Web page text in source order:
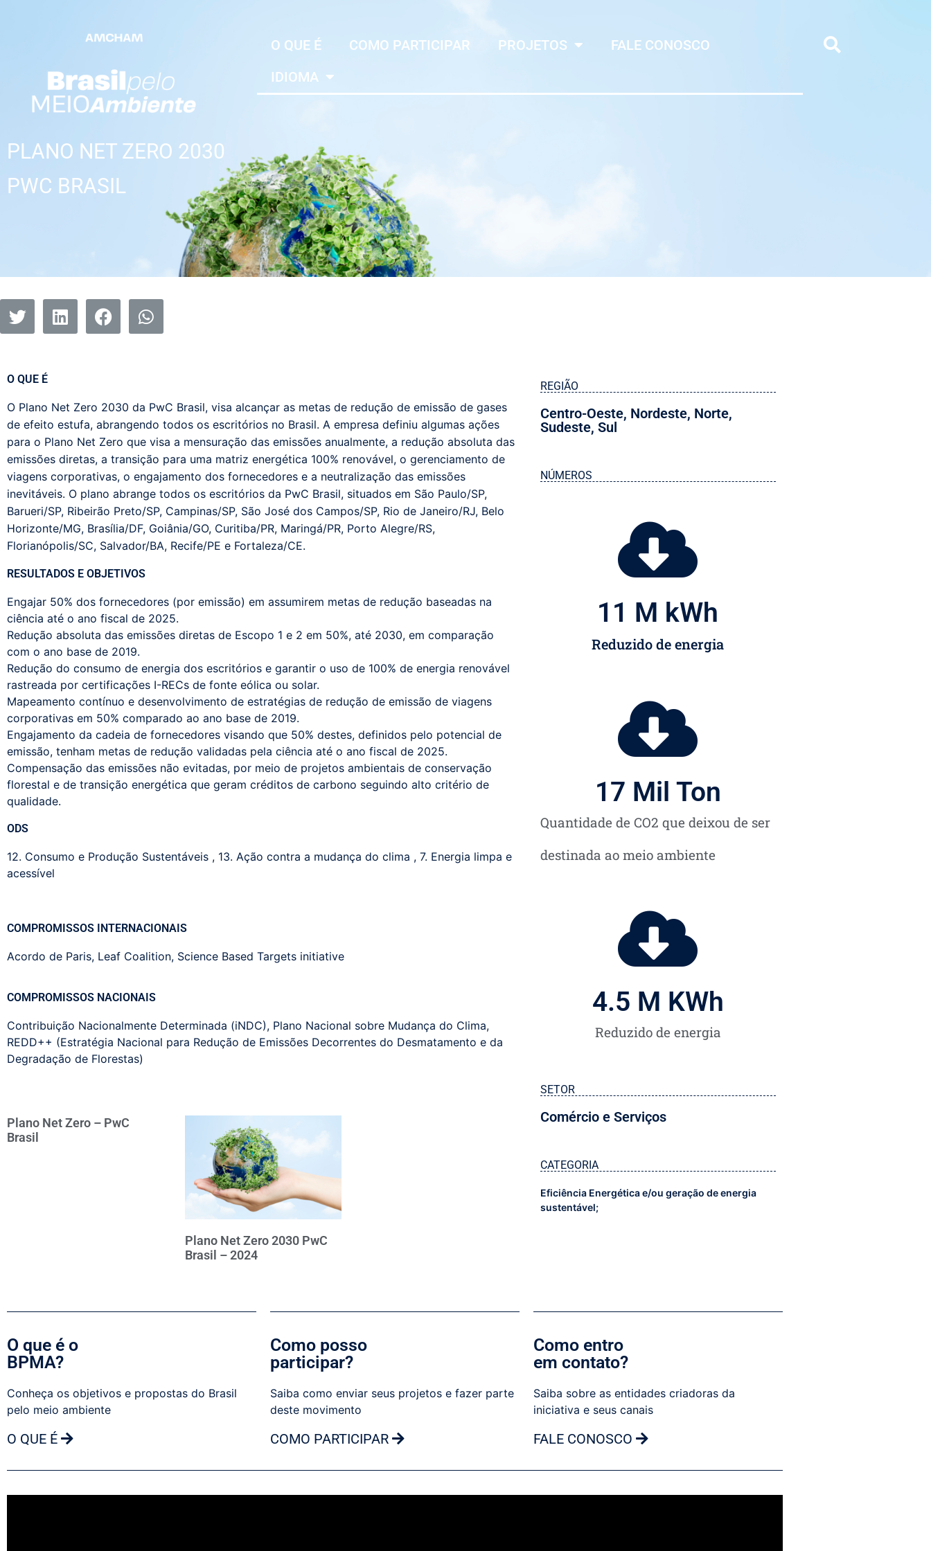
O QUE É COMO PARTICIPAR PROJETOS
FALE CONOSCO
IDIOMA
PLANO NET ZERO 2030
PWC BRASIL
O QUE É
O Plano Net Zero 2030 da PwC Brasil, visa alcançar as metas de redução de emissão de gases
de efeito estufa, abrangendo todos os escritórios no Brasil. A empresa definiu algumas ações
para o Plano Net Zero que visa a mensuração das emissões anualmente, a redução absoluta das
emissões diretas, a transição para uma matriz energética 100% renovável, o gerenciamento de
viagens corporativas, o engajamento dos fornecedores e a neutralização das emissões
inevitáveis. O plano abrange todos os escritórios da PwC Brasil, situados em São Paulo/SP,
Barueri/SP, Ribeirão Preto/SP, Campinas/SP, São José dos Campos/SP, Rio de Janeiro/RJ, Belo
Horizonte/MG, Brasília/DF, Goiânia/GO, Curitiba/PR, Maringá/PR, Porto Alegre/RS,
Florianópolis/SC, Salvador/BA, Recife/PE e Fortaleza/CE.
RESULTADOS E OBJETIVOS
Engajar 50% dos fornecedores (por emissão) em assumirem metas de redução baseadas na
ciência até o ano fiscal de 2025.
Redução absoluta das emissões diretas de Escopo 1 e 2 em 50%, até 2030, em comparação
com o ano base de 2019.
Redução do consumo de energia dos escritórios e garantir o uso de 100% de energia renovável
rastreada por certificações I-RECs de fonte eólica ou solar.
Mapeamento contínuo e desenvolvimento de estratégias de redução de emissão de viagens
corporativas em 50% comparado ao ano base de 2019.
Engajamento da cadeia de fornecedores visando que 50% destes, definidos pelo potencial de
emissão, tenham metas de redução validadas pela ciência até o ano fiscal de 2025.
Compensação das emissões não evitadas, por meio de projetos ambientais de conservação
florestal e de transição energética que geram créditos de carbono seguindo alto critério de
qualidade.
ODS
12. Consumo e Produção Sustentáveis , 13. Ação contra a mudança do clima , 7. Energia limpa e
acessível
COMPROMISSOS INTERNACIONAIS
Acordo de Paris, Leaf Coalition, Science Based Targets initiative
COMPROMISSOS NACIONAIS
Contribuição Nacionalmente Determinada (iNDC), Plano Nacional sobre Mudança do Clima,
REDD++ (Estratégia Nacional para Redução de Emissões Decorrentes do Desmatamento e da
Degradação de Florestas)
Plano Net Zero – PwC
Brasil
Plano Net Zero 2030 PwC
Brasil – 2024
REGIÃO
Centro-Oeste, Nordeste, Norte,
Sudeste, Sul
NÚMEROS
Reduzido de energia
11 M kWh
Quantidade de CO2 que deixou de ser
destinada ao meio ambiente
17 Mil Ton
Reduzido de energia
4.5 M KWh
SETOR
Comércio e Serviços
CATEGORIA
Eficiência Energética e/ou geração de energia
sustentável;
O que é o
BPMA?
Conheça os objetivos e propostas do Brasil
pelo meio ambiente
O QUE É
Como posso
participar?
Saiba como enviar seus projetos e fazer parte
deste movimento
COMO PARTICIPAR
Como entro
em contato?
Saiba sobre as entidades criadoras da
iniciativa e seus canais
FALE CONOSCO